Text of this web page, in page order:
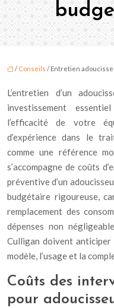
/ Conseils / Entretien
L’entretien d’un
investissement
l’efficacité de votre
d’expérience dans le
comme une référence
s’accompagne de coûts
préventive d’un
budgétaire rigoureuse,
remplacement des
dépenses non
Culligan doivent anticiper
modèle, l’usage et la
Coûts des
pour